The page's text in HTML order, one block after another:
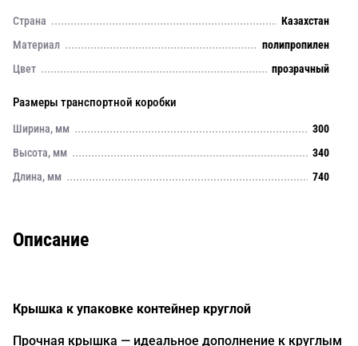
Страна
Казахстан
Материал
полипропилен
Цвет
прозрачный
Размеры транспортной коробки
Ширина, мм
300
Высота, мм
340
Длина, мм
740
Описание
Крышка к упаковке контейнер круглой
Прочная крышка — идеальное дополнение к круглым